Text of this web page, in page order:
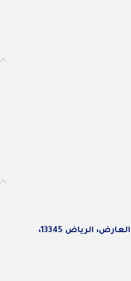
طريق الملك عبدالعزيز، العارض، الرياض 13345،